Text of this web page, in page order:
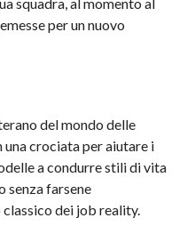
per un nuovo
del mondo delle
una crociata per aiutare i
a condurre stili di vita
senza farsene
dei job reality.